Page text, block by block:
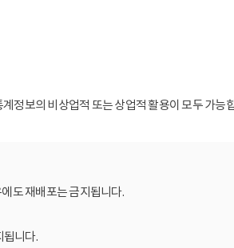
정보의 비상업적 또는 상업적 활용이 모두 가능
도 재배포는 금지됩니다.
됩니다.